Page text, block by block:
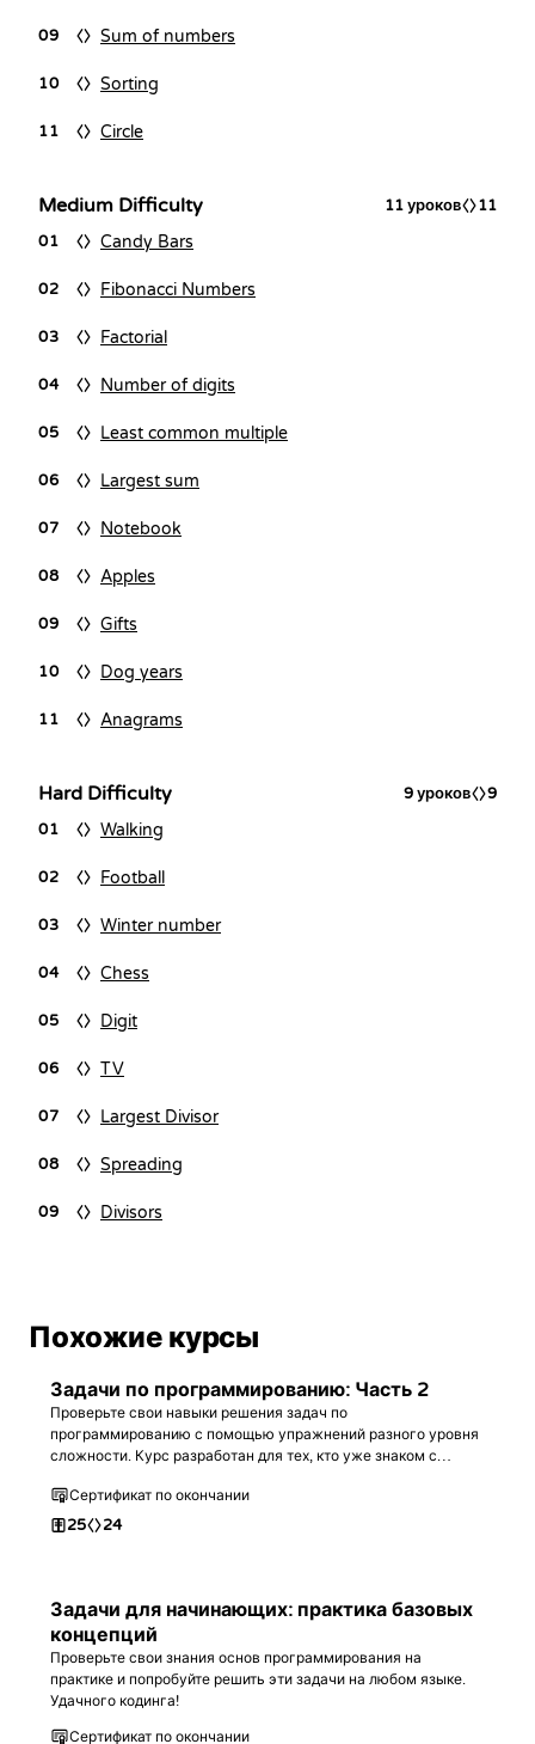
09 Sum of numbers
10 Sorting
11 Circle
Medium Difficulty 11уроков
11
01
Candy Bars
02 Fibonacci Numbers
03 Factorial
04 Number of digits
05 Least common multiple
06 Largest sum
07 Notebook
08 Apples
09 Gifts
10 Dog years
11 Anagrams
Hard Difficulty 9уроков
9
01
Walking
02 Football
03 Winter number
04 Chess
05 Digit
06 TV
07 Largest Divisor
08 Spreading
09 Divisors
Похожие курсы
Задачи по программированию: Часть 2
Проверьте свои навыки решения задач по
программированию с помощью упражнений разного уровня
сложности. Курс разработан для тех, кто уже знаком с
является продолжением pierwszej части.
Сертификат по окончании
25 24
Задачи для начинающих: практика базовых
концепций
Проверьте свои знания основ программирования на
практике и попробуйте решить эти задачи на любом языке.
Удачного кодинга!
Сертификат по окончании